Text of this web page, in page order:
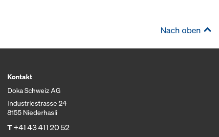
Nach oben
Kontakt
Doka Schweiz AG
Industriestrasse 24
8155 Niederhasli
T+41 43 411 20 52